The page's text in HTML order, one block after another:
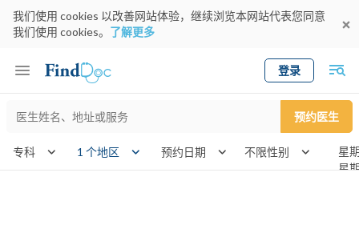
我们使用 cookies 以改善网站体验，继续浏览本网站代表您同意
我们使用 cookies。 了解更多
登录
Keyword 预约医生
专科 1 个地区 预约日期